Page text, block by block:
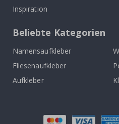
Inspiration
Beliebte Kategorien
Namensaufkleber
Fliesenaufkleber
Aufkleber